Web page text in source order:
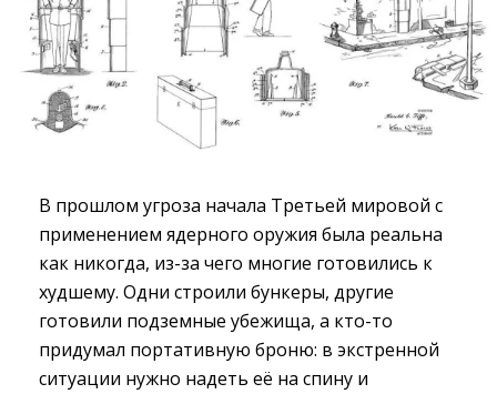
В прошлом угроза начала Третьей мировой с
применением ядерного оружия была реальна
как никогда, из-за чего многие готовились к
худшему. Одни строили бункеры, другие
готовили подземные убежища, а кто-то
придумал портативную броню: в экстренной
ситуации нужно надеть её на спину и